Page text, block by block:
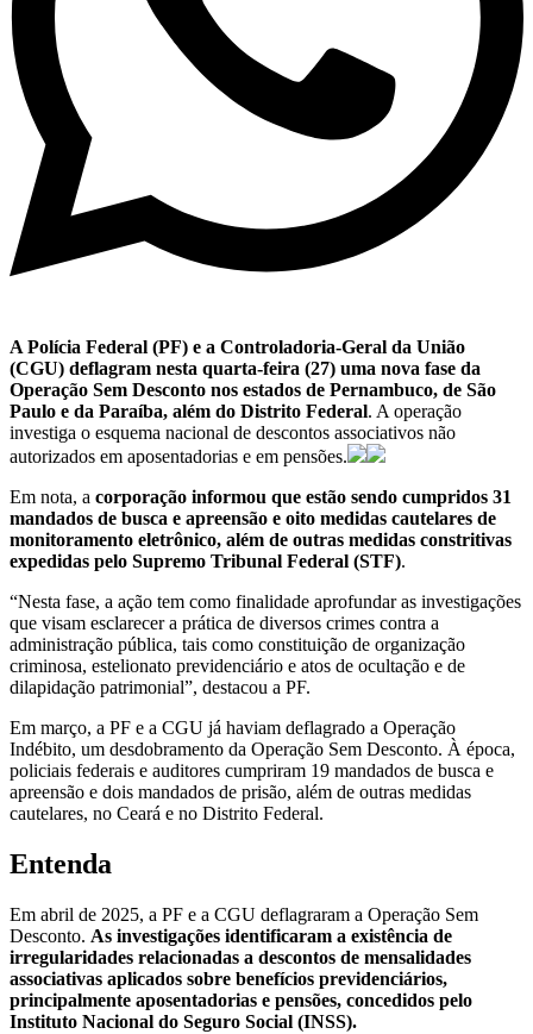
A Polícia Federal (PF) e a Controladoria-Geral da União
(CGU) deflagram nesta quarta-feira (27) uma nova fase da
Operação Sem Desconto nos estados de Pernambuco, de São
Paulo e da Paraíba, além do Distrito Federal. A operação
investiga o esquema nacional de descontos associativos não
autorizados em aposentadorias e em pensões.
Em nota, a corporação informou que estão sendo cumpridos 31
mandados de busca e apreensão e oito medidas cautelares de
monitoramento eletrônico, além de outras medidas constritivas
expedidas pelo Supremo Tribunal Federal (STF).
“Nesta fase, a ação tem como finalidade aprofundar as investigações
que visam esclarecer a prática de diversos crimes contra a
administração pública, tais como constituição de organização
criminosa, estelionato previdenciário e atos de ocultação e de
dilapidação patrimonial”, destacou a PF.
Em março, a PF e a CGU já haviam deflagrado a Operação
Indébito, um desdobramento da Operação Sem Desconto. À época,
policiais federais e auditores cumpriram 19 mandados de busca e
apreensão e dois mandados de prisão, além de outras medidas
cautelares, no Ceará e no Distrito Federal.
Entenda
Em abril de 2025, a PF e a CGU deflagraram a Operação Sem
Desconto. As investigações identificaram a existência de
irregularidades relacionadas a descontos de mensalidades
associativas aplicados sobre benefícios previdenciários,
principalmente aposentadorias e pensões, concedidos pelo
Instituto Nacional do Seguro Social (INSS).